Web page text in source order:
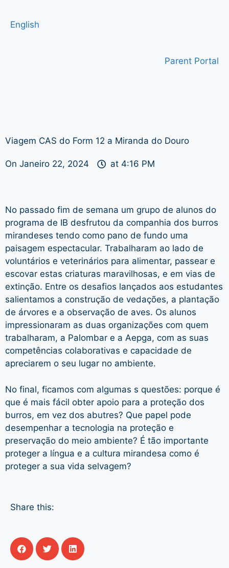
English
Parent Portal
Viagem CAS do Form 12 a Miranda do Douro
On Janeiro 22, 2024 at 4:16 PM
No passado fim de semana um grupo de alunos do
programa de IB desfrutou da companhia dos burros
mirandeses tendo como pano de fundo uma
paisagem espectacular. Trabalharam ao lado de
voluntários e veterinários para alimentar, passear e
escovar estas criaturas maravilhosas, e em vias de
extinção. Entre os desafios lançados aos estudantes
salientamos a construção de vedações, a plantação
de árvores e a observação de aves. Os alunos
impressionaram as duas organizações com quem
trabalharam, a Palombar e a Aepga, com as suas
competências colaborativas e capacidade de
apreciarem o seu lugar no ambiente.
No final, ficamos com algumas s questões: porque é
que é mais fácil obter apoio para a proteção dos
burros, em vez dos abutres? Que papel pode
desempenhar a tecnologia na proteção e
preservação do meio ambiente? É tão importante
proteger a língua e a cultura mirandesa como é
proteger a sua vida selvagem?
Share this: